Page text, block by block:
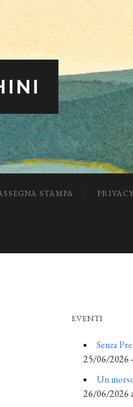
STAMPA
EVENTI
Senza
25/06/2026
Un
26/06/2026